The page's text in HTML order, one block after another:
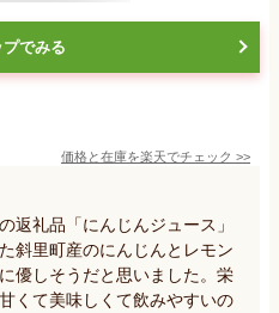
プでみる
価格と在庫を楽天でチェック >>
返礼品「にんじんジュース」
斜里町産のにんじんとレモン
優しそうだと思いました。栄
くて美味しくて飲みやすいの